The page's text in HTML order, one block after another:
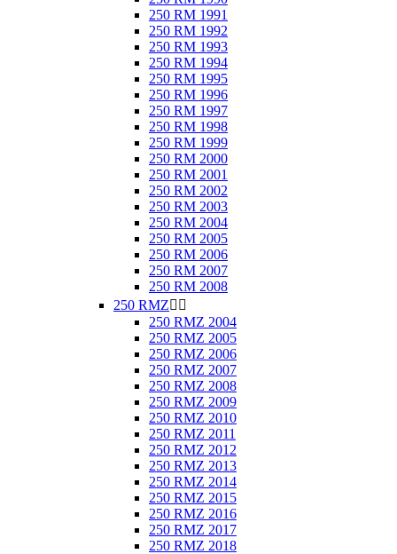
250 RM 1991
250 RM 1992
250 RM 1993
250 RM 1994
250 RM 1995
250 RM 1996
250 RM 1997
250 RM 1998
250 RM 1999
250 RM 2000
250 RM 2001
250 RM 2002
250 RM 2003
250 RM 2004
250 RM 2005
250 RM 2006
250 RM 2007
250 RM 2008
250 RMZ 
250 RMZ 2004
250 RMZ 2005
250 RMZ 2006
250 RMZ 2007
250 RMZ 2008
250 RMZ 2009
250 RMZ 2010
250 RMZ 2011
250 RMZ 2012
250 RMZ 2013
250 RMZ 2014
250 RMZ 2015
250 RMZ 2016
250 RMZ 2017
250 RMZ 2018